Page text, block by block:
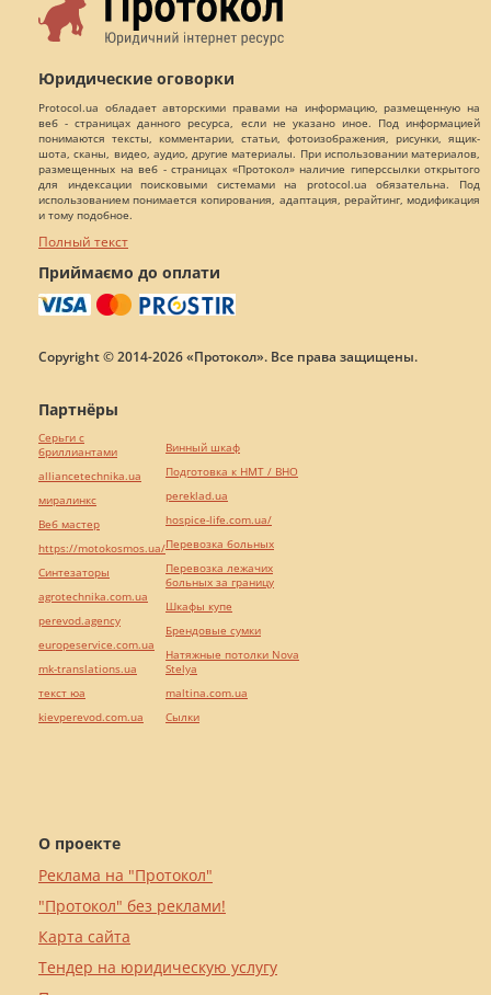
Юридические оговорки
Protocol.ua обладает авторскими правами на информацию, размещенную на
веб - страницах данного ресурса, если не указано иное. Под информацией
понимаются тексты, комментарии, статьи, фотоизображения, рисунки, ящик-
шота, сканы, видео, аудио, другие материалы. При использовании материалов,
размещенных на веб - страницах «Протокол» наличие гиперссылки открытого
для индексации поисковыми системами на protocol.ua обязательна. Под
использованием понимается копирования, адаптация, рерайтинг, модификация
и тому подобное.
Полный текст
Приймаємо до оплати
Copyright © 2014-2026 «Протокол». Все права защищены.
О проекте
Реклама на "Протокол"
"Протокол" без реклами!
Карта сайта
Тендер на юридическую услугу
Партнёры
Серьги с
бриллиантами
alliancetechnika.ua
миралинкс
Веб мастер
https://motokosmos.ua/
Синтезаторы
agrotechnika.com.ua
perevod.agency
europeservice.com.ua
mk-translations.ua
текст юа
kievperevod.com.ua
Винный шкаф
Подготовка к НМТ / ВНО
pereklad.ua
hospice-life.com.ua/
Перевозка больных
Перевозка лежачих
больных за границу
Шкафы купе
Брендовые сумки
Натяжные потолки Nova
Stelya
maltina.com.ua
Cылки